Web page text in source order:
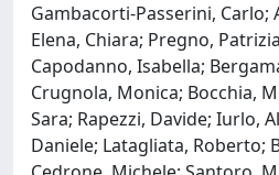
Gambacorti-Passerini, Carlo;
Elena, Chiara; Pregno,
Capodanno, Isabella;
Crugnola, Monica; Bocchia,
Sara; Rapezzi, Davide; Iurlo,
Daniele; Latagliata, Roberto;